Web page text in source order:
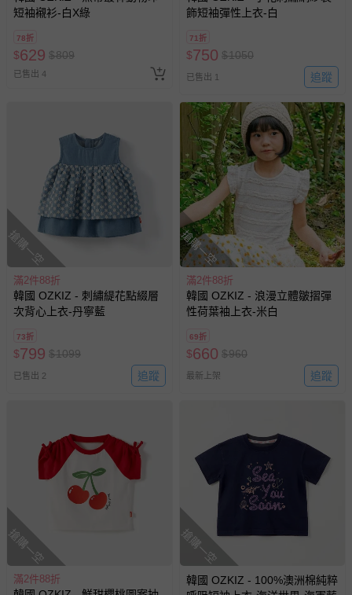
短袖襯衫-白X綠
78折
$629 $809
已售出 4
飾短袖彈性上衣-白
71折
$750 $1050
已售出 1 追蹤
搶購一空
滿2件88折
韓國 OZKIZ - 刺繡緹花點綴層
次背心上衣-丹寧藍
73折
$799 $1099
已售出 2 追蹤
搶購一空
滿2件88折
韓國 OZKIZ - 浪漫立體皺摺彈
性荷葉袖上衣-米白
69折
$660 $960
最新上架 追蹤
搶購一空
滿2件88折
搶購一空
韓國 OZKIZ - 100%澳洲棉純粹